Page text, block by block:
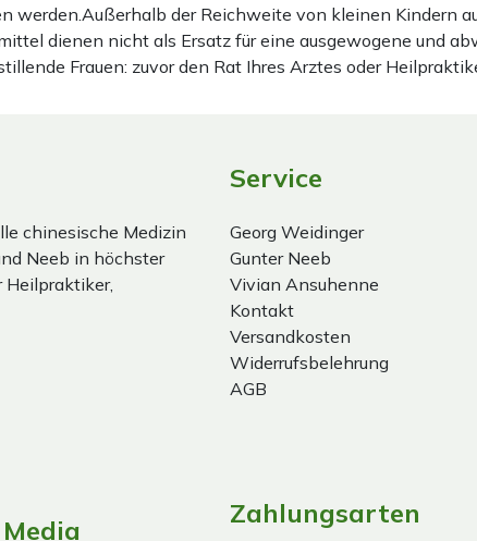
werden.Außerhalb der Reichweite von kleinen Kindern
dienen nicht als Ersatz für eine ausgewogene und
Frauen: zuvor den Rat Ihres Arztes oder
chinesische Medizin
Neeb in höchster
Heilpraktiker,
Service
Georg Weidinger
Gunter Neeb
Vivian Ansuhenne
Kontakt
Versandkosten
Widerrufsbelehrung
AGB
Zahlungsarten